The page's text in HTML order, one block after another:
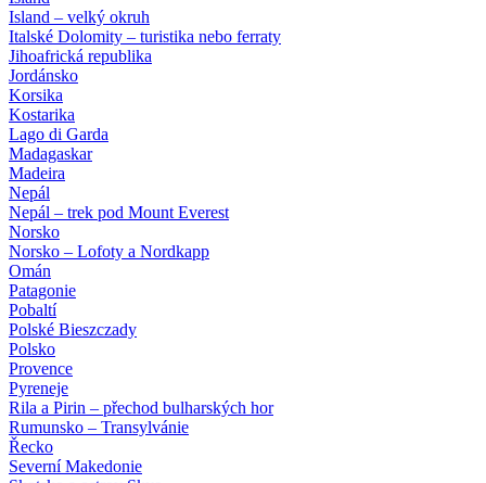
Island – velký okruh
Italské Dolomity – turistika nebo ferraty
Jihoafrická republika
Jordánsko
Korsika
Kostarika
Lago di Garda
Madagaskar
Madeira
Nepál
Nepál – trek pod Mount Everest
Norsko
Norsko – Lofoty a Nordkapp
Omán
Patagonie
Pobaltí
Polské Bieszczady
Polsko
Provence
Pyreneje
Rila a Pirin – přechod bulharských hor
Rumunsko – Transylvánie
Řecko
Severní Makedonie